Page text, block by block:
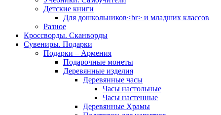
Детские книги
Для дошкольников<br> и младших классов
Разное
Кроссворды. Сканворды
Сувениры. Подарки
Подарки – Армения
Подарочные монеты
Деревянные изделия
Деревянные часы
Часы настольные
Часы настенные
Деревянные Храмы